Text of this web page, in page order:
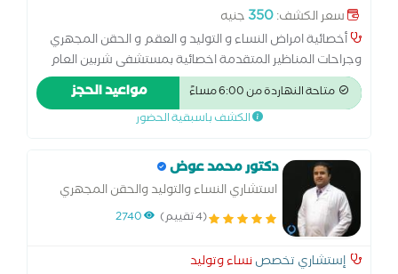
سعر الكشف:350 جنيه
أخصائية امراض النساء و التوليد و العقم و الحقن المجهري
وجراحات المناظير المتقدمة اخصائية بمستشفى شربين العام
سابقا ومستشفى المنصورة العام الجديده سابقا ومستشفى
الشاطبي للنساء والتوليد السكندرية سابقا دبلومة امراض
النساء والتوليد جامعة بنها ماجستير امراض النساء والتوليد
الاكلينكيه لأمراض النساء والتوليد الكشف باحدث سونار رباعي
الابعاد سعر الكشف يشمل السونار برنامج متكامل لمتابعة
الحمل و الولادة بدون الم.عمليات تجميل المهبل و شد تضيق
المهبل ، جراحات المناظير المتقدمة.
متاحة النهاردة من 6:00 مساءً مواعيد الحجز
الكشف باسبقية الحضور
دكتور محمد عوض
استشاري النساء والتوليد والحقن المجهري
والمناظير IVF, ICSI consultant
(4 تقييم) 2740
إستشاري تخصصنساء وتوليد